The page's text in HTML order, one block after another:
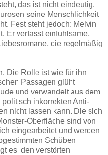
das ist nicht eindeutig.
seine Menschlichkeit
Fest steht jedoch: Melvin
Er verfasst einfühlsame,
die regelmäßig
Die Rolle ist wie für ihn
Passagen glüht
und verwandelt aus dem
inkorrekten Anti-
nicht lassen kann. Die sich
Oberfläche sind von
eingearbeitet und werden
Schüben
es, den verstörten